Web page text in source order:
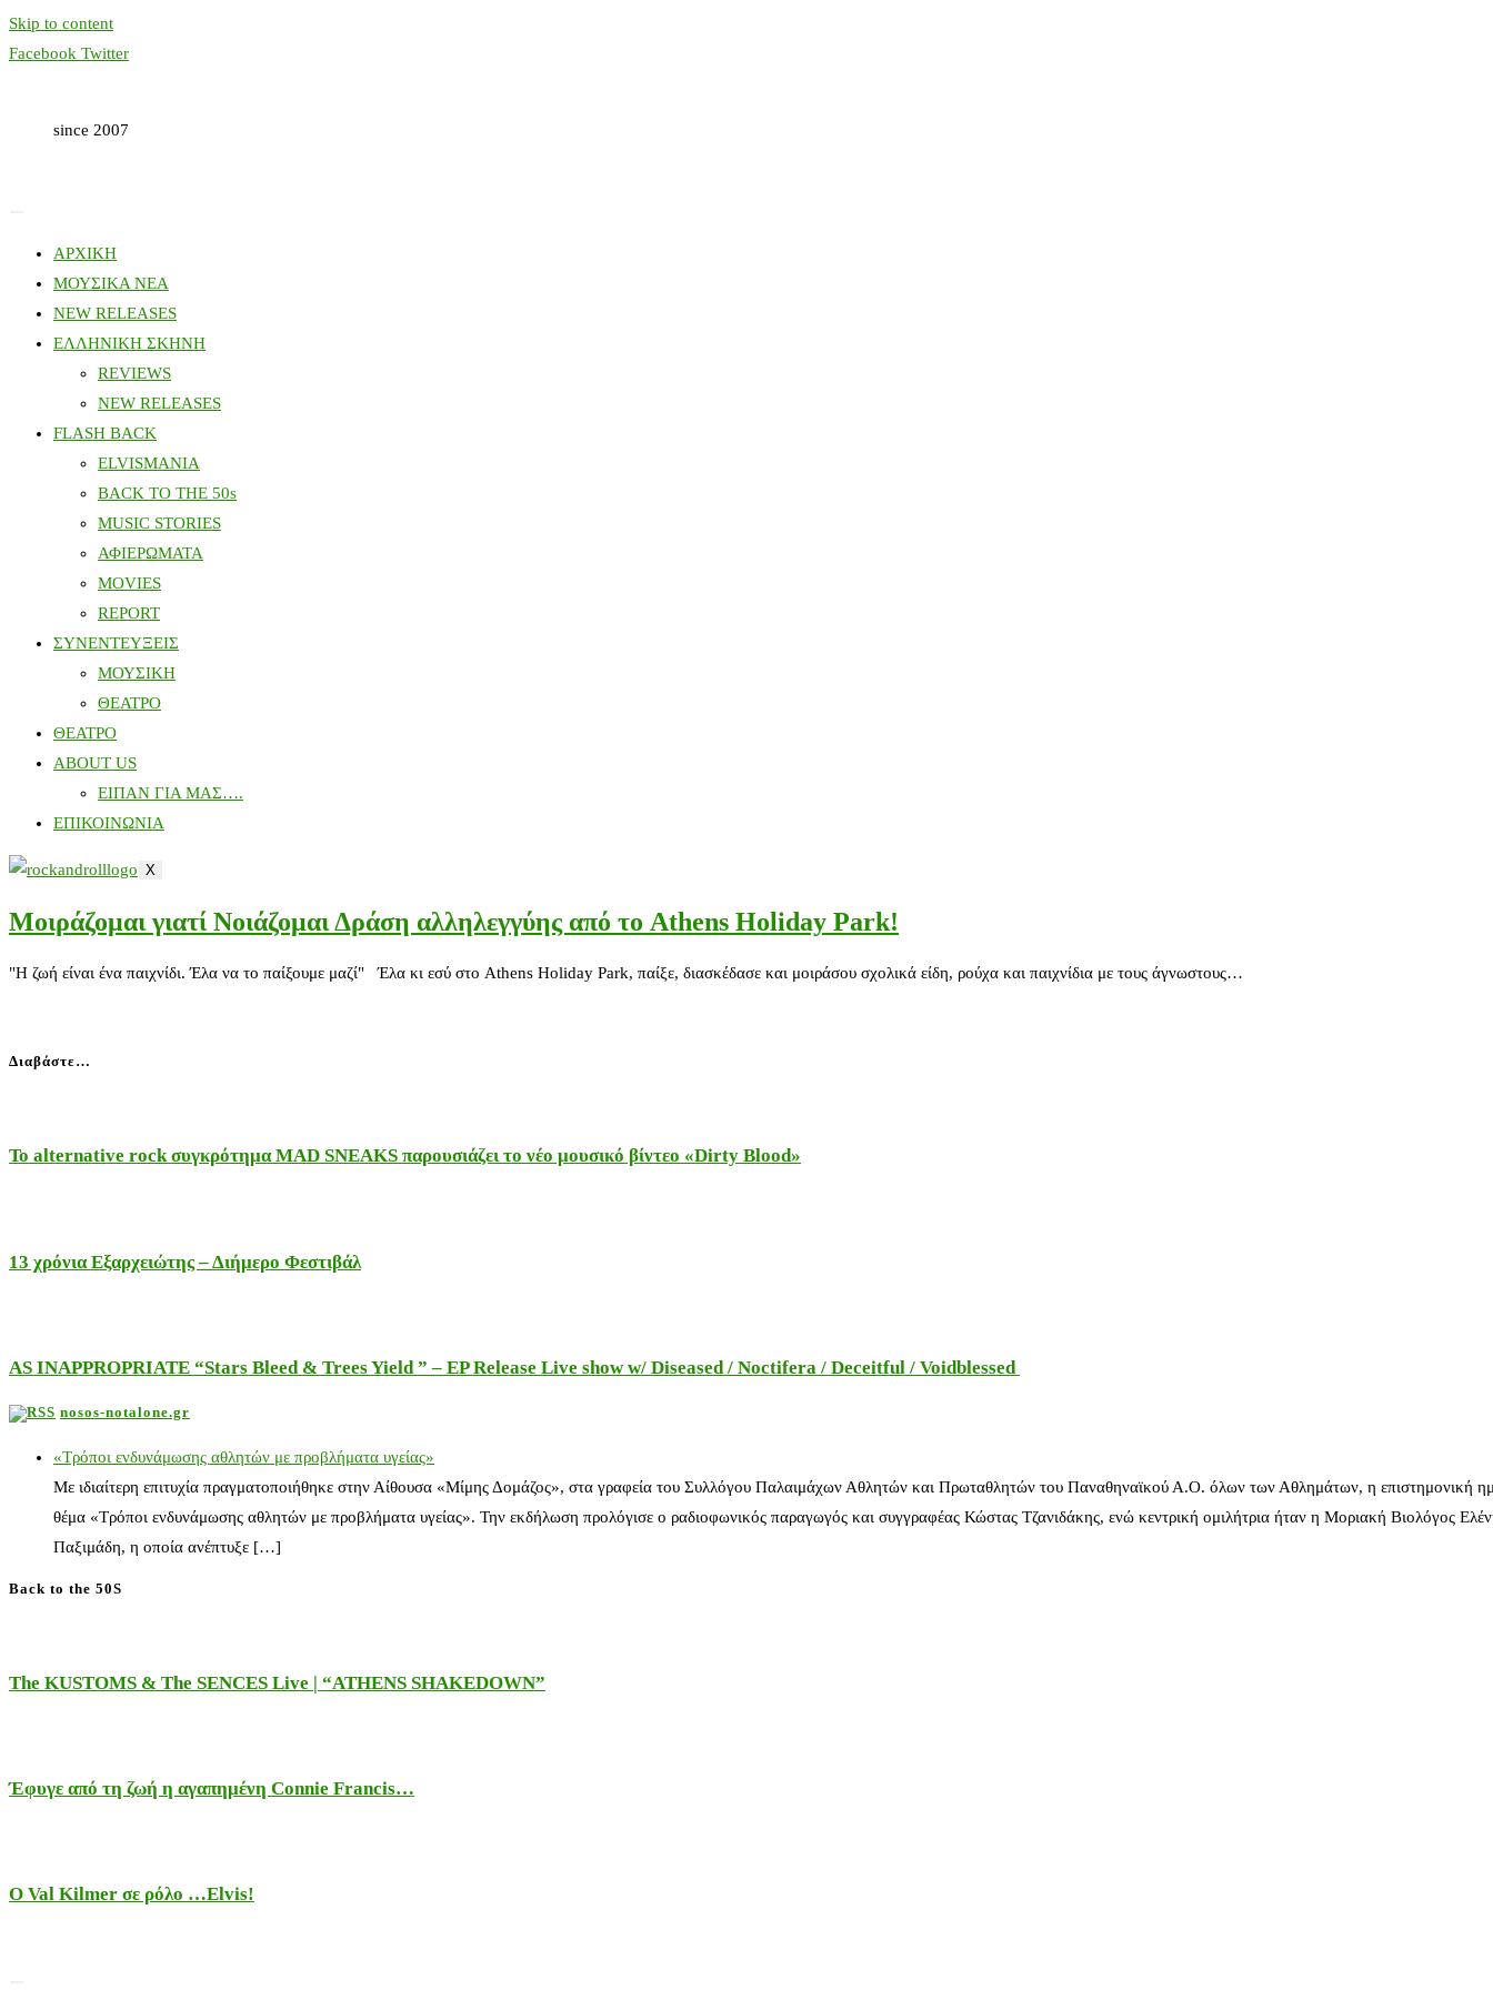
Skip to content
Facebook Twitter
since 2007
ΑΡΧΙΚΗ
ΜΟΥΣΙΚΑ ΝΕΑ
NEW RELEASES
ΕΛΛΗΝΙΚΗ ΣΚΗΝΗ
REVIEWS
NEW RELEASES
FLASH BACK
ELVISMANIA
BACK TO THE 50s
MUSIC STORIES
ΑΦΙΕΡΩΜΑΤΑ
MOVIES
REPORT
ΣΥΝΕΝΤΕΥΞΕΙΣ
ΜΟΥΣΙΚΗ
ΘΕΑΤΡΟ
ΘΕΑΤΡΟ
ABOUT US
ΕΙΠΑΝ ΓΙΑ ΜΑΣ….
ΕΠΙΚΟΙΝΩΝΙΑ
X
Μοιράζομαι γιατί Νοιάζομαι Δράση αλληλεγγύης από το Athens Holiday Park!
"Η ζωή είναι ένα παιχνίδι. Έλα να το παίξουμε μαζί" Έλα κι εσύ στο Athens Holiday Park, παίξε, διασκέδασε και μοιράσου σχολικά είδη, ρούχα και παιχνίδια με τους άγνωστους…
Διαβάστε…
Το alternative rock συγκρότημα MAD SNEAKS παρουσιάζει το νέο μουσικό βίντεο «Dirty Blood»
13 χρόνια Εξαρχειώτης – Διήμερο Φεστιβάλ
AS INAPPROPRIATE “Stars Bleed & Trees Yield ” – EP Release Live show w/ Diseased / Noctifera / Deceitful / Voidblessed
nosos-notalone.gr
«Τρόποι ενδυνάμωσης αθλητών με προβλήματα υγείας»
Με ιδιαίτερη επιτυχία πραγματοποιήθηκε στην Αίθουσα «Μίμης Δομάζος», στα γραφεία του Συλλόγου Παλαιμάχων Αθλητών και Πρωταθλητών του Παναθηναϊκού Α.Ο. όλων των Αθλημάτων, η επιστημονική
θέμα «Τρόποι ενδυνάμωσης αθλητών με προβλήματα υγείας». Την εκδήλωση προλόγισε ο ραδιοφωνικός παραγωγός και συγγραφέας Κώστας Τζανιδάκης, ενώ κεντρική ομιλήτρια ήταν η Μοριακή Βιολόγος
Παξιμάδη, η οποία ανέπτυξε […]
Back to the 50S
The KUSTOMS & The SENCES Live | “ATHENS SHAKEDOWN”
Έφυγε από τη ζωή η αγαπημένη Connie Francis…
Ο Val Kilmer σε ρόλο …Elvis!